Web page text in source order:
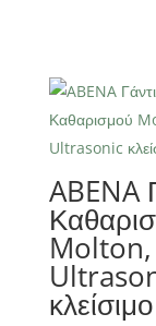
ABENA
Molton,
κλείσιμο